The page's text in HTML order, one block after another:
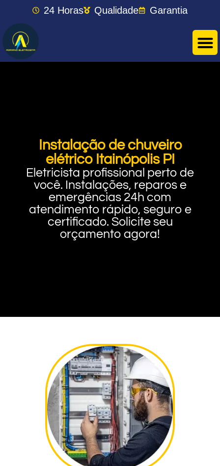
24 Horas Qualidade Garantia
Instalação de chuveiro
elétrico Itainópolis PI
Eletricista profissional perto de
você. Instalações, reparos e
emergências 24h com
atendimento rápido, seguro e
certificado. Solicite seu
orçamento agora!